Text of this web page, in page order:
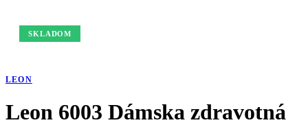
SKLADOM
LEON
Leon 6003 Dámska zdravotná